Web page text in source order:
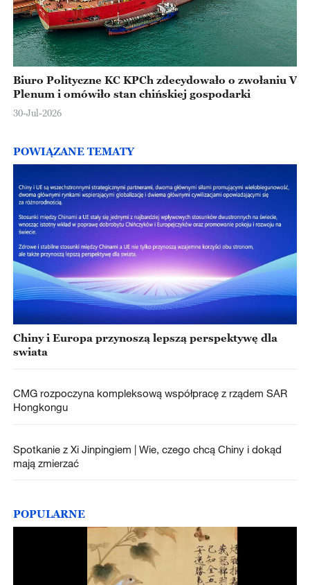
Biuro Polityczne KC KPCh zdecydowało o zwołaniu V
Plenum i omówiło stan chińskiej gospodarki
30-Jul-2026
POWIĄZANE TEMATY
Chiny i Europa przynoszą lepszą perspektywę dla
swiata
CMG rozpoczyna kompleksową współpracę z rządem SAR
Hongkongu
Spotkanie z Xi Jinpingiem | Wie, czego chcą Chiny i dokąd
mają zmierzać
POPULARNE